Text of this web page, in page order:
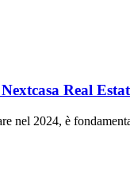
Real
nel 2024, è